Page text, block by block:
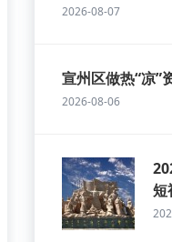
2026-08-07
宣州区做热“凉”
2026-08-06
短